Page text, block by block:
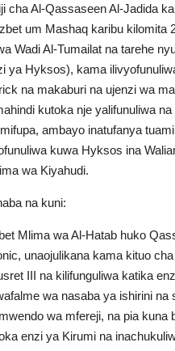
cha Al-Qassaseen Al-Jadida
um Mashaq karibu kilomita
Wadi Al-Tumailat na tarehe
ya Hyksos), kama
na makaburi na ujenzi wa
kutoka nje yalifunuliwa na
ambayo inatufanya
kuwa Hyksos ina
wa Kiyahudi.
na kuni:
Mlima wa Al-Hatab huko
unaojulikana kama kituo
III na kilifunguliwa katika
wa nasaba ya ishirini na
wa mfereji, na pia kuna
enzi ya Kirumi na